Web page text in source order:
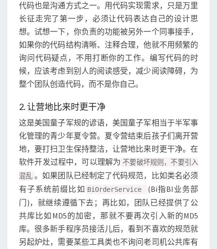
代码也是沟通方式之一。用代码实现需求，只是万里
长征走完了第一步，必须让代码表达自己的设计思
想。试想一下，你负责的功能被另外一个同事接手，
如果你的代码结构清晰、注释合理，他就不用频繁的
询问代码疑点，不用打断你的工作。编写代码的时
候，应该考虑到别人的阅读感受，减少阅读障碍，为
整个团队创造代码，而不是你自己。
2. 让营地比来时更干净
这是美国童子军规的谚语，美国童子军相当于半军事
化管理的青少年夏令营。夏令营结束后孩子们离开营
地，要打扫卫生保持整洁，让营地比来时更干净。在
软件开发过程中，可以理解为 不要破坏规则，不要引入
混乱 。如果团队已经制定了代码规范，比如类名必须
有子系统前缀比如 BiOrderService
(Bi指BI业务部
门)，就继续遵循下去；再比如，团队已经提供了公
共库比如MD5的加密，那就不要再次引入新的MD5
库。很多新手程序员接活儿后，看到不喜欢的规范就
另起炉灶，需要某些工具类也不询问老司机公共库有